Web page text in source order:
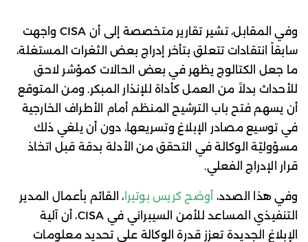
وفي المقابل، تشير تقارير متخصصة إلى أن CISA واجهت
سابقاً انتقادات تتعلق بتأخر إدراج بعض الثغرات المستغلة،
ما جعل الكتالوج يظهر في بعض الحالات كمؤشر لاحق
للأحداث بدلاً من العمل كأداة للإنذار المبكر. ومن المتوقع
أن يسهم فتح باب الترشيح المنظم أمام الأطراف الخارجية
في توسيع مصادر الإبلاغ وتسريعها، دون أن يلغي ذلك
مسؤوليّة الوكالة في التحقق من الأدلة بدقة قبل اتخاذ
قرار الإدراج الفعلي.
وفي هذا الصدد، أوضح كريس بوتيرا ، القائم بأعمال المدير
التنفيذي المساعد للأمن السيبراني في CISA، أن آلية
الإبلاغ الجديدة تعزز قدرة الوكالة على تحديد معلومات